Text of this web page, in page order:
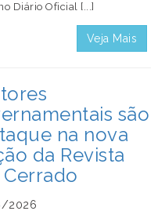
Diário Oficial [...]
Veja Mais
são
na nova
da Revista
Cerrado
2026